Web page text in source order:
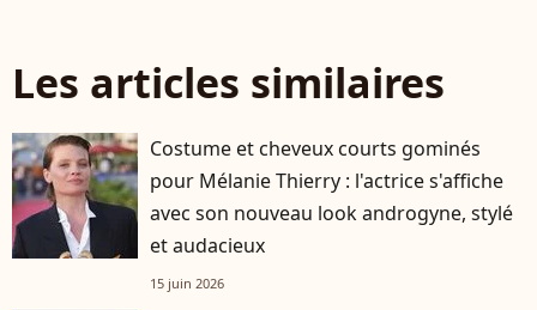
Les articles similaires
Costume et cheveux courts gominés
pour Mélanie Thierry : l'actrice s'affiche
avec son nouveau look androgyne, stylé
et audacieux
15 juin 2026